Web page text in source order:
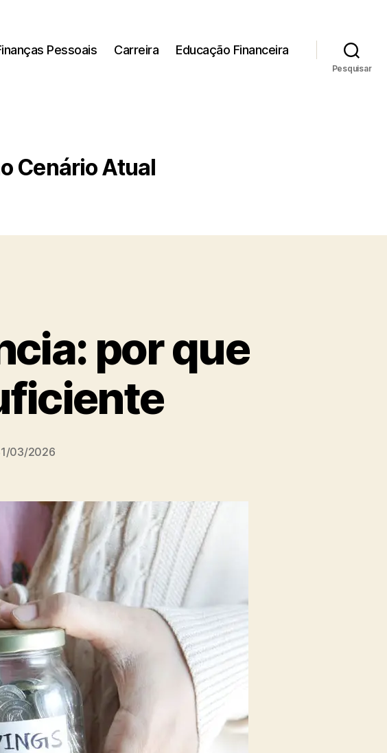
Pessoais Carreira Educação Financeira
Pesquisar
Cenário Atual
por que
03/2026